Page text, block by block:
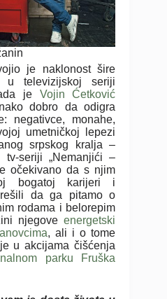
je naklonost šire
u televizijskoj seriji
je Vojin Ćetković
dobro da odigra
negativce, monahe,
umetničkoj lepezi
srpskog kralja –
tv-seriji „Nemanjići –
očekivano da s njim
bogatoj karijeri i
da ga pitamo o
rodama i belorepim
njegoveenergetski
, ali i o tome
u akcijama čišćenja
parku Fruška